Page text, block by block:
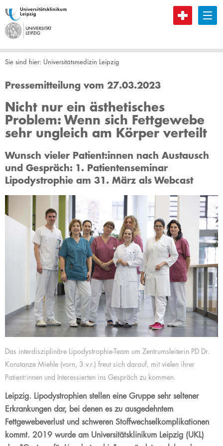
B
Sie sind hier: Universitätsmedizin Leipzig
Pressemitteilung vom 27.03.2023
Nicht nur ein ästhetisches
Problem: Wenn sich Fettgewebe
sehr ungleich am Körper verteilt
Wunsch vieler Patient:innen nach Austausch
und Gespräch: 1. Patientenseminar
Lipodystrophie am 31. März als Webcast
Das interdisziplinäre Lipodystrophie-Team um Zentrumsleiterin PD Dr.
Konstanze Miehle (vorn, 3.v.r.) freut sich darauf, mit vielen ihrer
Patient:innen und Interessierten ins Gespräch zu kommen.
Leipzig. Lipodystrophien stellen eine Gruppe sehr seltener
Erkrankungen dar, bei denen es zu ausgedehntem
Fettgewebeverlust und schweren Stoffwechselkomplikationen
kommt. 2019 wurde am Universitätsklinikum Leipzig (UKL)